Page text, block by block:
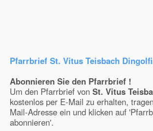
Pfarrbrief St. Vitus Teisbach
Abonnieren Sie den Pfarrbrief !
Um den Pfarrbrief von St. Vitus
kostenlos per E-Mail zu erhalten,
Mail-Adresse ein und klicken auf
abonnieren'.